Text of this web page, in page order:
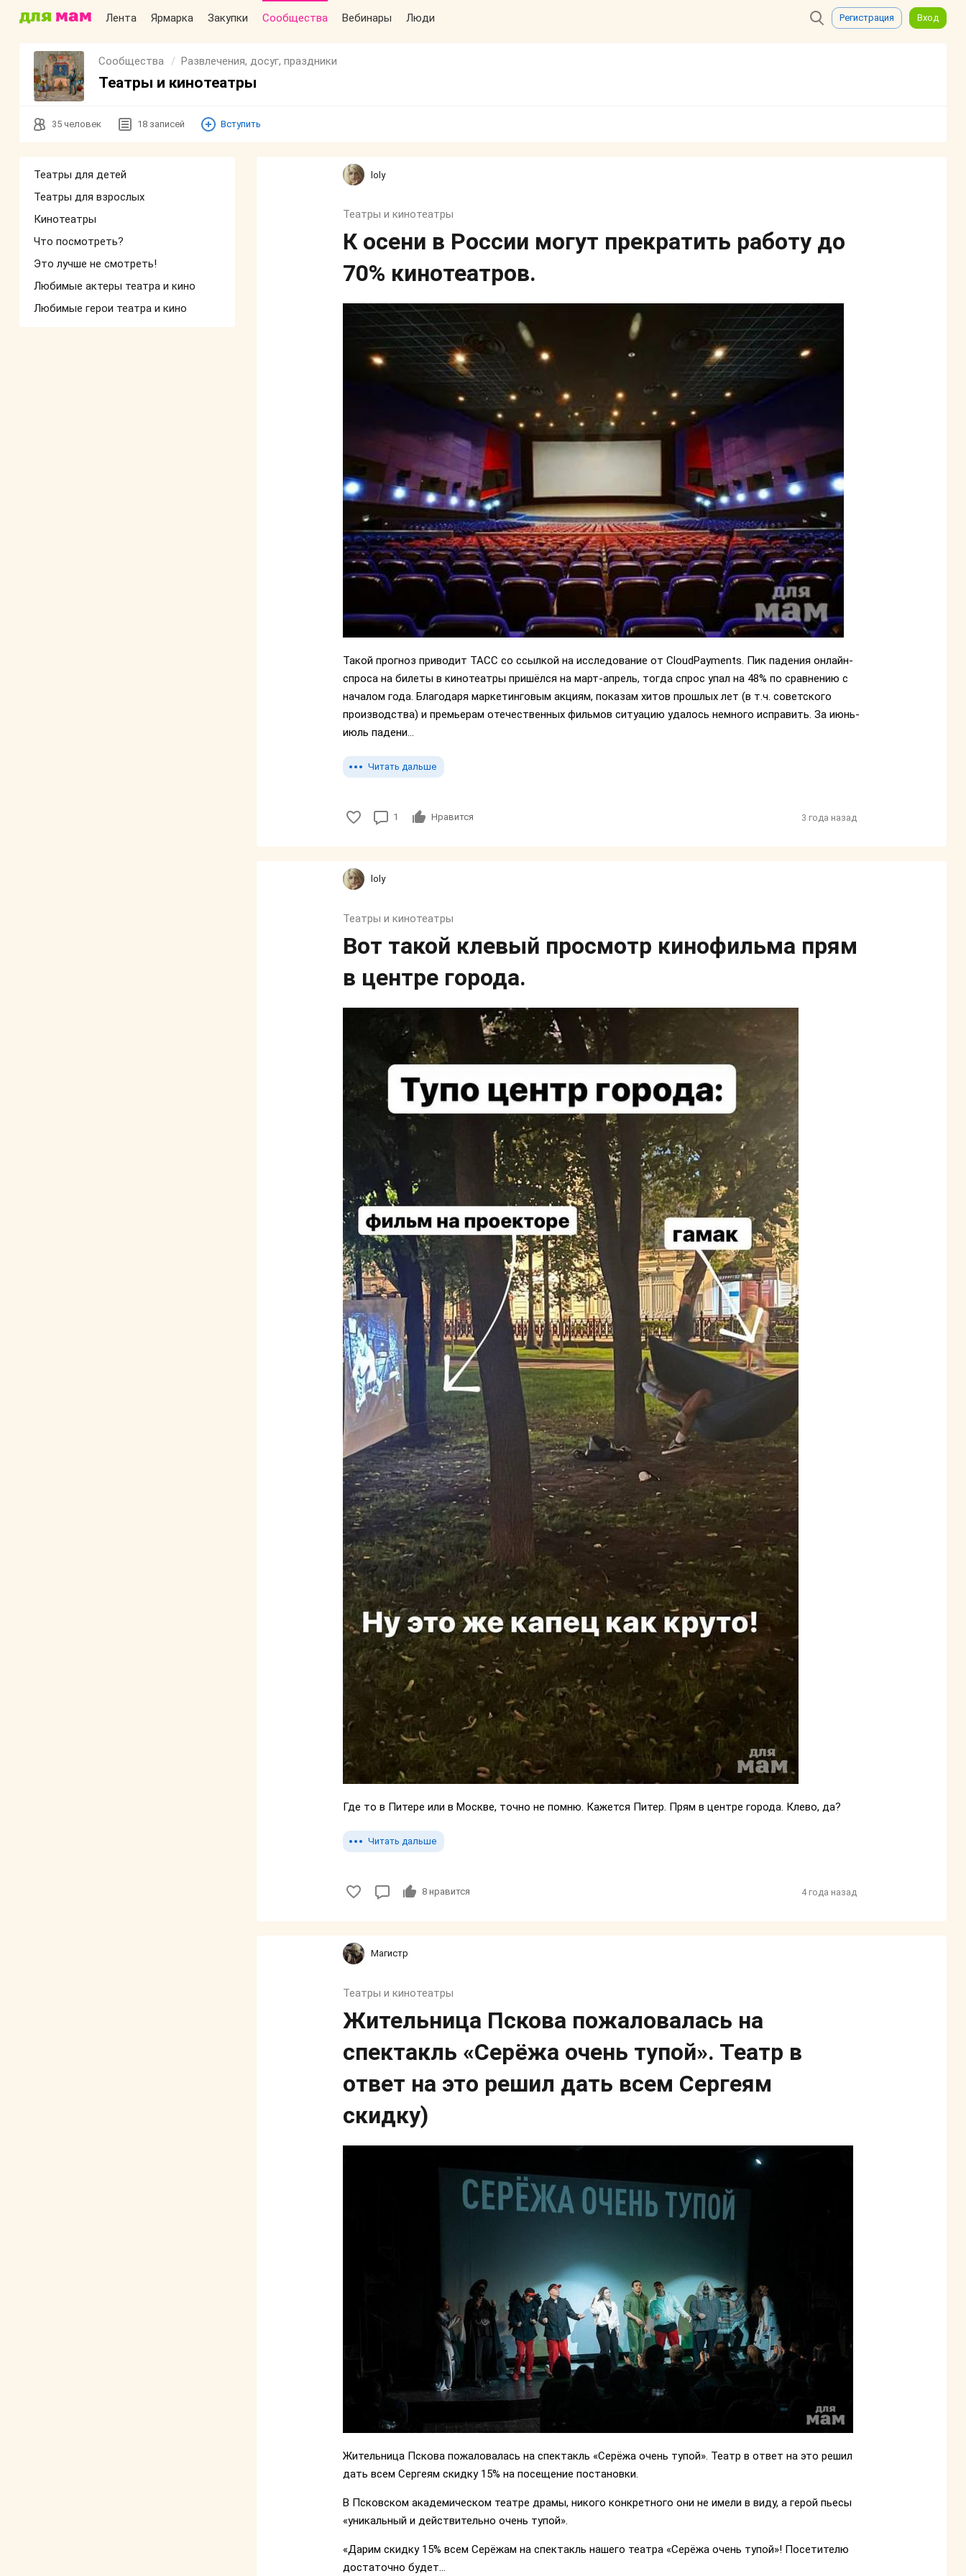
Лента Ярмарка Закупки Сообщества Вебинары Люди Регистрация Вход
Сообщества Развлечения, досуг, праздники
Театры и кинотеатры
35 человек 18 записей Вступить
Театры для детей
Театры для взрослых
Кинотеатры
Что посмотреть?
Это лучше не смотреть!
Любимые актеры театра и кино
Любимые герои театра и кино
loly
Театры и кинотеатры
К осени в России могут прекратить работу до
70% кинотеатров.
Такой прогноз приводит ТАСС со ссылкой на исследование от CloudPayments. Пик падения онлайн-
спроса на билеты в кинотеатры пришёлся на март-апрель, тогда спрос упал на 48% по сравнению с
началом года. Благодаря маркетинговым акциям, показам хитов прошлых лет (в т.ч. советского
производства) и премьерам отечественных фильмов ситуацию удалось немного исправить. За июнь-
июль падени...
Читать дальше
1 Нравится 3 года назад
loly
Театры и кинотеатры
Вот такой клевый просмотр кинофильма прям
в центре города.
Где то в Питере или в Москве, точно не помню. Кажется Питер. Прям в центре города. Клево, да?
Читать дальше
8 нравится 4 года назад
Магистр
Театры и кинотеатры
Жительница Пскова пожаловалась на
спектакль «Серёжа очень тупой». Театр в
ответ на это решил дать всем Сергеям
скидку)
Жительница Пскова пожаловалась на спектакль «Серёжа очень тупой». Театр в ответ на это решил
дать всем Сергеям скидку 15% на посещение постановки.
В Псковском академическом театре драмы, никого конкретного они не имели в виду, а герой пьесы
«уникальный и действительно очень тупой».
«Дарим скидку 15% всем Серёжам на спектакль нашего театра «Серёжа очень тупой»! Посетителю
достаточно будет...